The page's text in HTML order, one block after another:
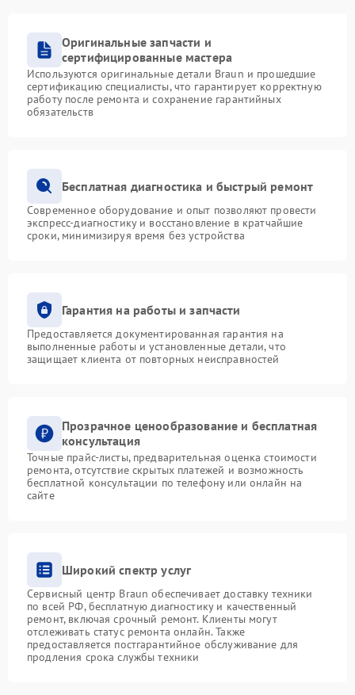
Оригинальные запчасти и
сертифицированные мастера
Используются оригинальные детали Braun и прошедшие
сертификацию специалисты, что гарантирует корректную
работу после ремонта и сохранение гарантийных
обязательств
Бесплатная диагностика и быстрый ремонт
Современное оборудование и опыт позволяют провести
экспресс-диагностику и восстановление в кратчайшие
сроки, минимизируя время без устройства
Гарантия на работы и запчасти
Предоставляется документированная гарантия на
выполненные работы и установленные детали, что
защищает клиента от повторных неисправностей
Прозрачное ценообразование и бесплатная
консультация
Точные прайс-листы, предварительная оценка стоимости
ремонта, отсутствие скрытых платежей и возможность
бесплатной консультации по телефону или онлайн на
сайте
Широкий спектр услуг
Сервисный центр Braun обеспечивает доставку техники
по всей РФ, бесплатную диагностику и качественный
ремонт, включая срочный ремонт. Клиенты могут
отслеживать статус ремонта онлайн. Также
предоставляется постгарантийное обслуживание для
продления срока службы техники